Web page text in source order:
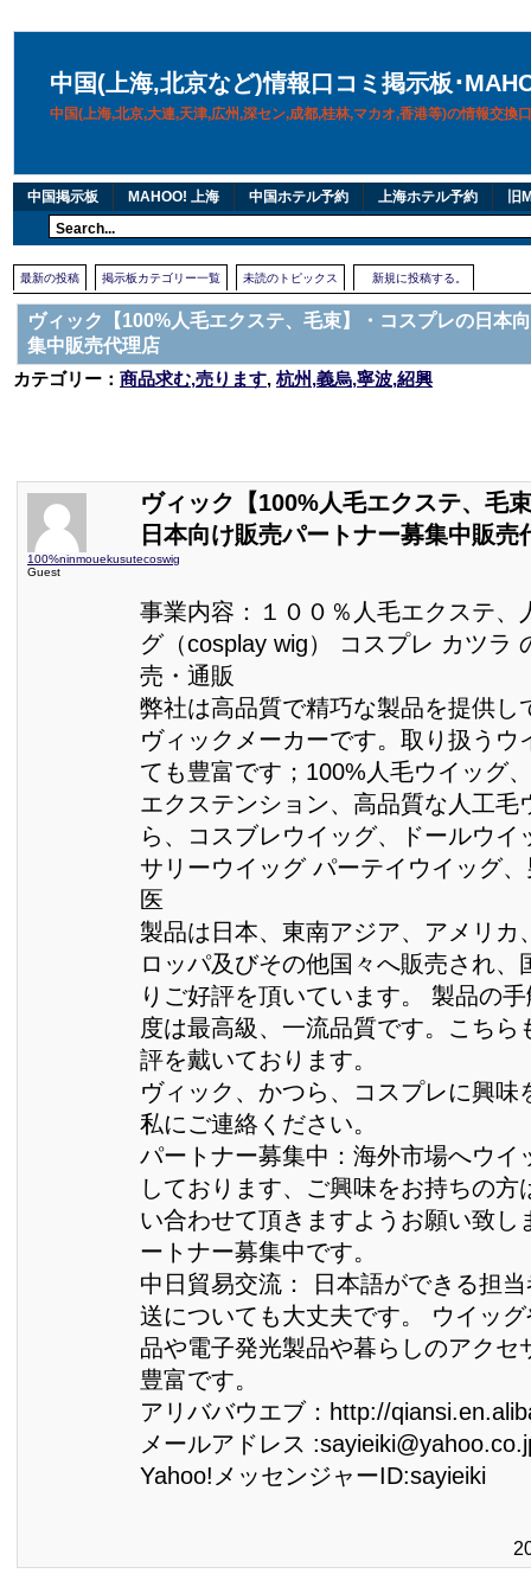
中国(上海,北京など)情報口コミ掲示板･
中国(上海,北京,大連,天津,広州,深セン,成都,桂林,マカオ,香港等)の情報交換
中国掲示板 MAHOO! 上海 中国ホテル予約 上海ホテル予約 旧
最新の投稿 掲示板カテゴリー一覧 未読のトピックス 新規に投稿する。
ヴィック【100%人毛エクステ、毛束】・コスプレの日本
集中販売代理店
カテゴリー： 商品求む,売ります, 杭州,義烏,寧波,紹興
100%ninmouekusutecoswig
Guest
ヴィック【100%人毛エクステ、毛
日本向け販売パートナー募集中販売
事業内容：１００％人毛エクステ
グ（cosplay wig） コスプレ カツラ
売・通販
弊社は高品質で精巧な製品を提供し
ヴィックメーカーです。取り扱うウ
ても豊富です；100%人毛ウイッグ
エクステンション、高品質な人工毛
ら、コスブレウイッグ、ドールウイ
サリーウイッグ パーテイウイッグ
医
製品は日本、東南アジア、アメリカ
ロッパ及びその他国々へ販売され、
りご好評を頂いています。 製品の
度は最高級、一流品質です。こちら
評を戴いております。
ヴィック、かつら、コスプレに興味
私にご連絡ください。
パートナー募集中：海外市場へウイ
しております、ご興味をお持ちの方
い合わせて頂きますようお願い致し
ートナー募集中です。
中日貿易交流： 日本語ができる担
送についても大丈夫です。 ウイッ
品や電子発光製品や暮らしのアクセ
豊富です。
アリババウエブ：http://
メールアドレス
Yahoo!メッセンジャーID:sayieiki